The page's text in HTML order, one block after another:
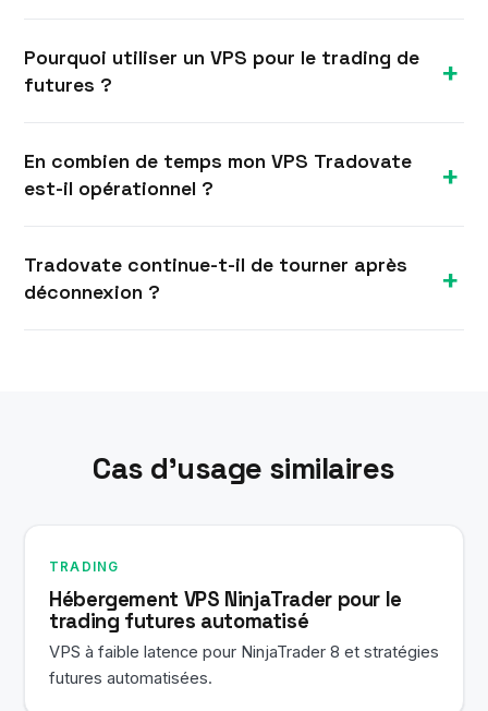
ligne et proche des marchés 24h/24.
difficulté ; passez à plus si vous ajoutez des outils
de chartage ou d'automatisation.
Pourquoi utiliser un VPS pour le trading de
futures ?
24h/24 avec une faible latence vers les marchés,
pour une exécution rapide sans craindre que
En combien de temps mon VPS Tradovate
est-il opérationnel ?
provisionnées en environ 10 minutes après la
commande. Vous recevez votre adresse IP et vos
Tradovate continue-t-il de tourner après
déconnexion ?
Cas d’usage similaires
TRADING
Hébergement VPS NinjaTrader pour le
trading futures automatisé
VPS à faible latence pour NinjaTrader 8 et stratégies
futures automatisées.